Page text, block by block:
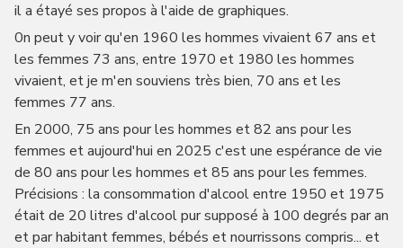
il a étayé ses propos à l'aide de graphiques.
0n peut y voir qu'en 1960 les hommes vivaient 67 ans et
les femmes 73 ans, entre 1970 et 1980 les hommes
vivaient, et je m'en souviens très bien, 70 ans et les
femmes 77 ans.
En 2000, 75 ans pour les hommes et 82 ans pour les
femmes et aujourd'hui en 2025 c'est une espérance de vie
de 80 ans pour les hommes et 85 ans pour les femmes.
Précisions : la consommation d'alcool entre 1950 et 1975
était de 20 litres d'alcool pur supposé à 100 degrés par an
et par habitant femmes, bébés et nourrissons compris... et